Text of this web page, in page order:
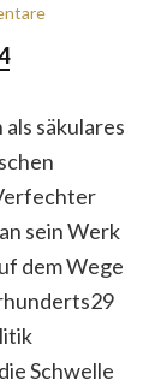
säkulares
sein Werk
dem Wege
Schwelle